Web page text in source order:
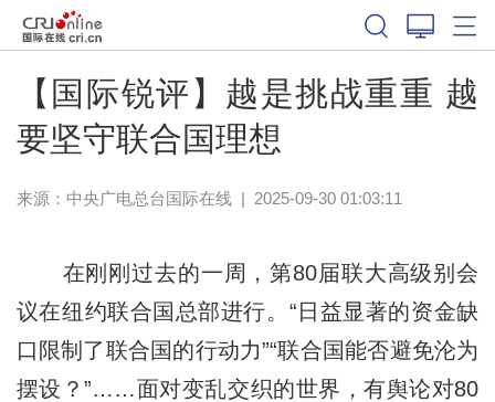
【国际锐评】越是挑战重重 越
要坚守联合国理想
来源：中央广电总台国际在线| 2025-09-30 01:03:11
在刚刚过去的一周，第80届联大高级别会
议在纽约联合国总部进行。“日益显著的资金缺
口限制了联合国的行动力”“联合国能否避免沦为
摆设？”……面对变乱交织的世界，有舆论对80